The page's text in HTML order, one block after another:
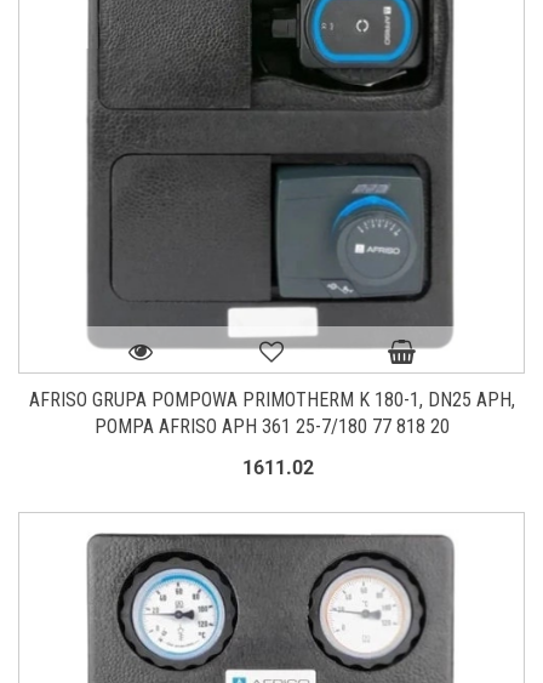
AFRISO GRUPA POMPOWA PRIMOTHERM K 180-1, DN25 APH,
POMPA AFRISO APH 361 25-7/180 77 818 20
1611.02